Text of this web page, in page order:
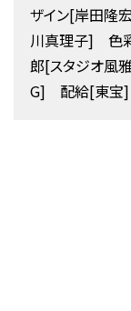
ザイン[岸田
川真理子] 色
郎[スタジオ風
G] 配給[東